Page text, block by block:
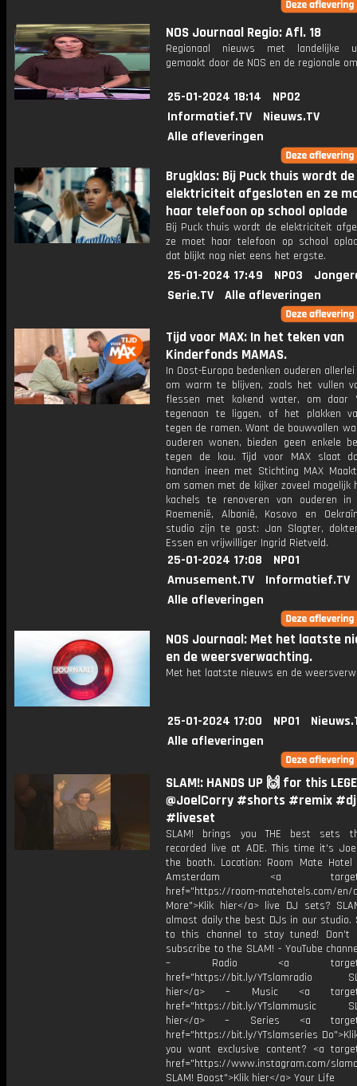
NOS Journaal Regio: Afl. 18
Regionaal nieuws met landelijke
gemaakt door de NOS en de regionale
25-01-2024 18:14
NPO2
Informatief.TV
Nieuws.TV
Alle afleveringen
Brugklas: Bij Puck thuis wordt de
elektriciteit afgesloten en ze
haar telefoon op school oplade
Bij Puck thuis wordt de elektriciteit
ze moet haar telefoon op school
dat blijkt nog niet eens het ergste.
25-01-2024 17:49 NPO3
Serie.TV
Alle afleveringen
Tijd voor MAX: In het teken van
Kinderfonds MAMAS.
In Oost-Europa bedenken ouderen
om warm te blijven, zoals het vullen
flessen met kokend water, om daar
tegenaan te liggen, of het plakken
tegen de ramen. Want de bouwvallen
ouderen wonen, bieden geen enkele
tegen de kou. Tijd voor MAX slaat
handen ineen met Stichting MAX
om samen met de kijker zoveel mogelijk
kachels te renoveren van ouderen in
Roemenië, Albanië, Kosovo en
studio zijn te gast: Jan Slagter,
Essen en vrijwilliger Ingrid Rietveld.
25-01-2024 17:08
NPO1
Amusement.TV
Informatief.TV
Alle afleveringen
NOS Journaal: Met het laatste
en de weersverwachting.
Met het laatste nieuws en de
25-01-2024 17:00 NPO1
Alle afleveringen
SLAM!: HANDS UP 🙌 for this
@JoelCorry #shorts #remix
#liveset
SLAM! brings you THE best sets
recorded live at ADE. This time it's
the booth. Location: Room Mate
Amsterdam <a
href="https://room-matehotels.com/en/
More">Klik hier</a> live DJ sets?
almost daily the best DJs in our studio.
to this channel to stay tuned! Don’t
subscribe to the SLAM! - YouTube
– Radio <a
href="https://bit.ly/YTslamradio
hier</a> – Music <a
href="https://bit.ly/YTslammusic
hier</a> – Series <a
href="https://bit.ly/YTslamseries
you want exclusive content? <a
href="https://www.instagram.com/
SLAM! Boost">Klik hier</a> Your Life